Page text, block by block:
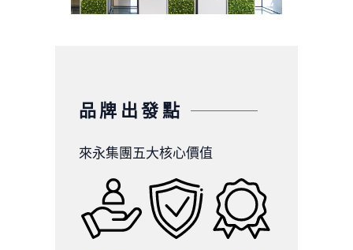
品牌出發點
來永集團五大核心價值